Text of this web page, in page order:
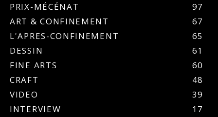
PRIX-MÉCÉNAT
97
ART & CONFINEMENT
67
L'APRES-CONFINEMENT
65
DESSIN
61
FINE ARTS
60
CRAFT
48
VIDEO
39
INTERVIEW
17